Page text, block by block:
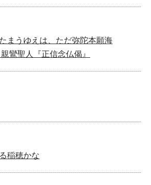
まうゆえは、ただ弥陀本願海
鸞聖人『正信念仏偈』
稲穂かな